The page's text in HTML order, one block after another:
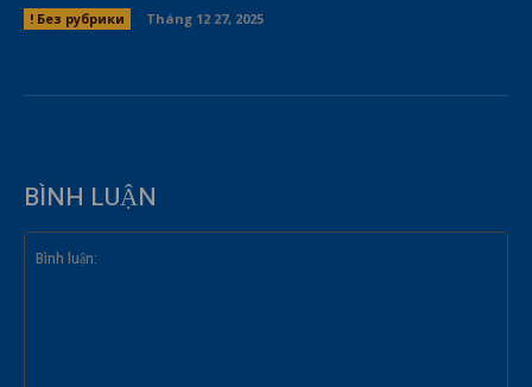
! Без рубрики Tháng 12 27, 2025
BÌNH LUẬN